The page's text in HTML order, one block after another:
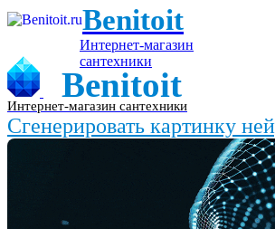
Benitoit
Интернет-магазин
сантехники
Benitoit
Интернет-магазин сантехники
Сгенерировать картинку